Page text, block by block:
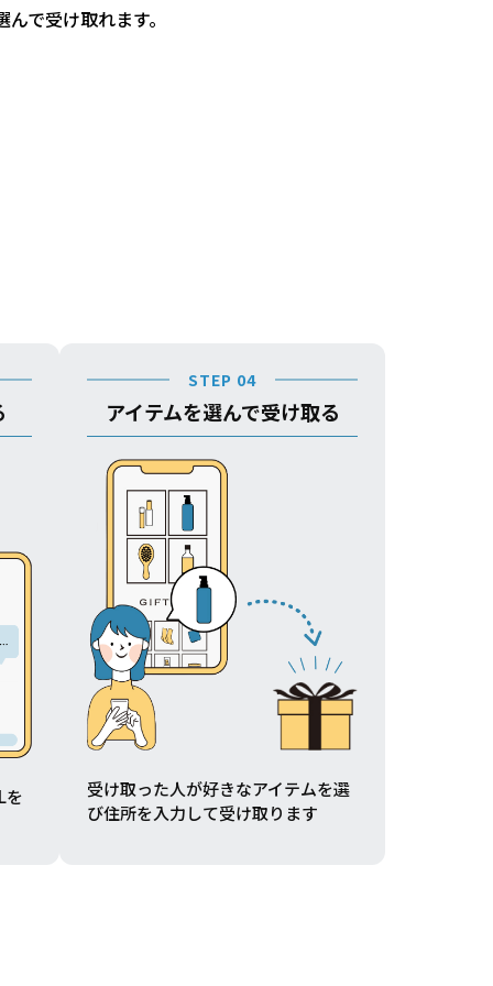
で受け取れます。
を
STEP 04
アイテムを選んで受け取る
受け取った人が好きなアイテムを選
び住所を入力して受け取ります